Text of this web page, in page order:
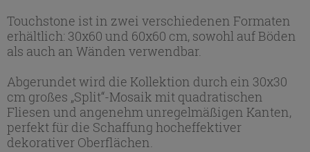
Touchstone ist in zwei verschiedenen Formaten
erhältlich: 30x60 und 60x60 cm, sowohl auf Böden
als auch an Wänden verwendbar.
Abgerundet wird die Kollektion durch ein 30x30
cm großes „Split“-Mosaik mit quadratischen
Fliesen und angenehm unregelmäßigen Kanten,
perfekt für die Schaffung hocheffektiver
dekorativer Oberflächen.